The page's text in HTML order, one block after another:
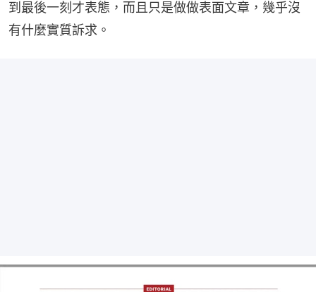
到最後一刻才表態，而且只是做做表面文章，幾乎沒
有什麼實質訴求。